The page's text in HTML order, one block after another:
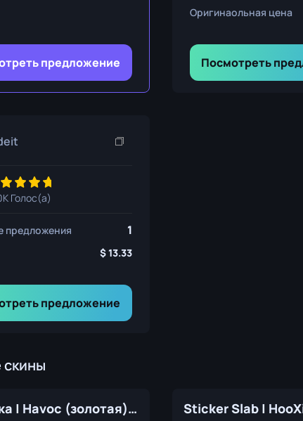
нож предложение
Оригинаольная цена
Посмотреть
Голос(а)
предложения 1
13.33
предложение
Наклейка | Havoc (золотая) | Кёльн-2015